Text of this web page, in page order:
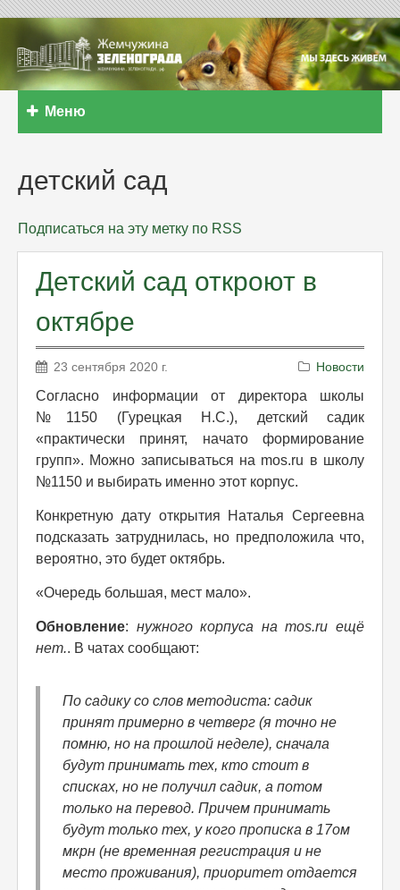
Меню
детский сад
Подписаться на эту метку по RSS
Детский сад откроют в
октябре
23 сентября 2020 г. Новости
Согласно информации от директора школы
№1150 (Гурецкая Н.С.), детский садик
«практически принят, начато формирование
групп». Можно записываться на mos.ru в школу
№1150 и выбирать именно этот корпус.
Конкретную дату открытия Наталья Сергеевна
подсказать затруднилась, но предположила что,
вероятно, это будет октябрь.
«Очередь большая, мест мало».
Обновление: нужного корпуса на mos.ru ещё
нет.. В чатах сообщают:
По садику со слов методиста: садик
принят примерно в четверг (я точно не
помню, но на прошлой неделе), сначала
будут принимать тех, кто стоит в
списках, но не получил садик, а потом
только на перевод. Причем принимать
будут только тех, у кого прописка в 17ом
мкрн (не временная регистрация и не
место проживания), приоритет отдается